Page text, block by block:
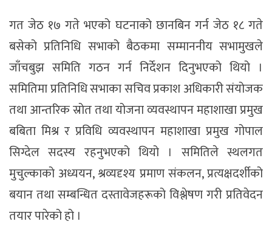
गत जेठ १७ गते भएको घटनाको छानबिन गर्न जेठ १८ गते
बसेको प्रतिनिधि सभाको बैठकमा सम्माननीय सभामुखले
जाँचबुझ समिति गठन गर्न निर्देशन दिनुभएको थियो ।
समितिमा प्रतिनिधि सभाका सचिव प्रकाश अधिकारी संयोजक
तथा आन्तरिक स्रोत तथा योजना व्यवस्थापन महाशाखा प्रमुख
बबिता मिश्र र प्रविधि व्यवस्थापन महाशाखा प्रमुख गोपाल
सिग्देल सदस्य रहनुभएको थियो । समितिले स्थलगत
मुचुल्काको अध्ययन, श्रव्यदृश्य प्रमाण संकलन, प्रत्यक्षदर्शीको
बयान तथा सम्बन्धित दस्तावेजहरूको विश्लेषण गरी प्रतिवेदन
तयार पारेको हो ।